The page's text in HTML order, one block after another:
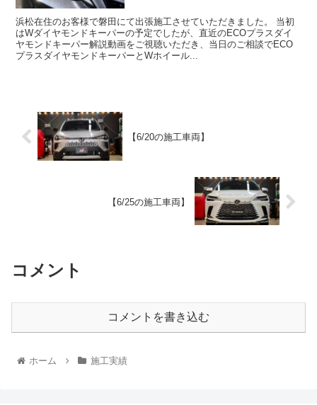
浜松在住のお客様で磐田にて出張施工させていただきました。 当初
はWダイヤモンドキーパーの予定でしたが、直近のECOプラスダイ
ヤモンドキーパー解説動画をご視聴いただき、当日のご相談でECO
プラスダイヤモンドキーパーとWホイール...
【6/20の施工車両】
【6/25の施工車両】
コメント
コメントを書き込む
ホーム 施工実績